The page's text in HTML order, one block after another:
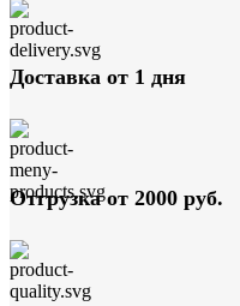
Доставка от 1 дня
Отгрузка от 2000 руб.